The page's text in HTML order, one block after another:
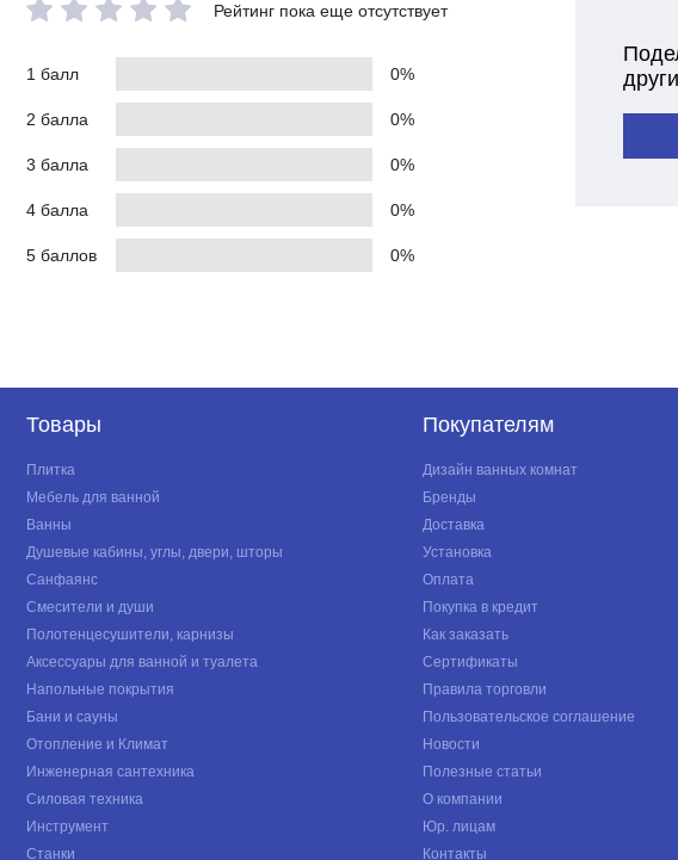
Рейтинг пока еще отсутствует
1 балл 0%
2 балла 0%
3 балла 0%
4 балла 0%
5 баллов 0%
Товары
Плитка
Мебель для ванной
Ванны
Душевые кабины, углы, двери, шторы
Санфаянс
Смесители и души
Полотенцесушители, карнизы
Аксессуары для ванной и туалета
Напольные покрытия
Бани и сауны
Отопление и Климат
Инженерная сантехника
Силовая техника
Инструмент
Станки
Покупателям
Дизайн ванных комнат
Бренды
Доставка
Установка
Оплата
Покупка в кредит
Как заказать
Сертификаты
Правила торговли
Пользовательское соглашение
Новости
Полезные статьи
О компании
Юр. лицам
Контакты